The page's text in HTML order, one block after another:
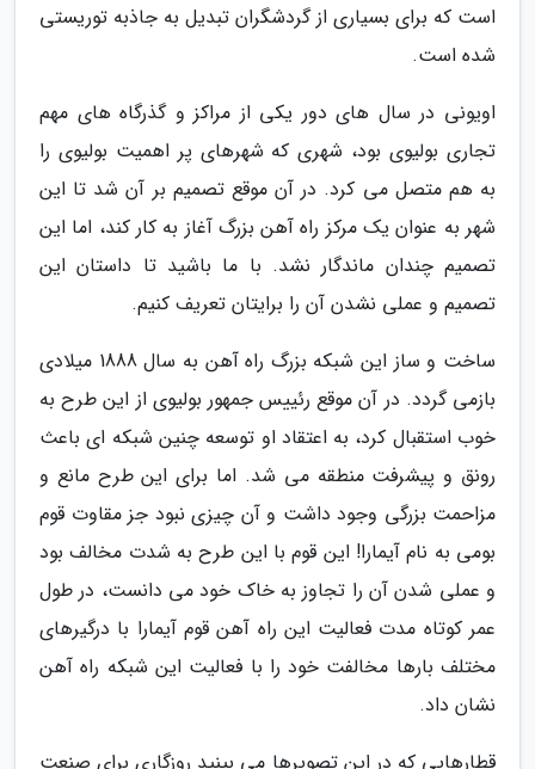
است که برای بسیاری از گردشگران تبدیل به جاذبه توریستی
شده است.
اویونی در سال های دور یکی از مراکز و گذرگاه های مهم
تجاری بولیوی بود، شهری که شهرهای پر اهمیت بولیوی را
به هم متصل می کرد. در آن موقع تصمیم بر آن شد تا این
شهر به عنوان یک مرکز راه آهن بزرگ آغاز به کار کند، اما این
تصمیم چندان ماندگار نشد. با ما باشید تا داستان این
تصمیم و عملی نشدن آن را برایتان تعریف کنیم.
ساخت و ساز این شبکه بزرگ راه آهن به سال 1888 میلادی
بازمی گردد. در آن موقع رئییس جمهور بولیوی از این طرح به
خوب استقبال کرد، به اعتقاد او توسعه چنین شبکه ای باعث
رونق و پیشرفت منطقه می شد. اما برای این طرح مانع و
مزاحمت بزرگی وجود داشت و آن چیزی نبود جز مقاوت قوم
بومی به نام آیمارا! این قوم با این طرح به شدت مخالف بود
و عملی شدن آن را تجاوز به خاک خود می دانست، در طول
عمر کوتاه مدت فعالیت این راه آهن قوم آیمارا با درگیرهای
مختلف بارها مخالفت خود را با فعالیت این شبکه راه آهن
نشان داد.
قطارهایی که در این تصویرها می بینید روزگاری برای صنعت